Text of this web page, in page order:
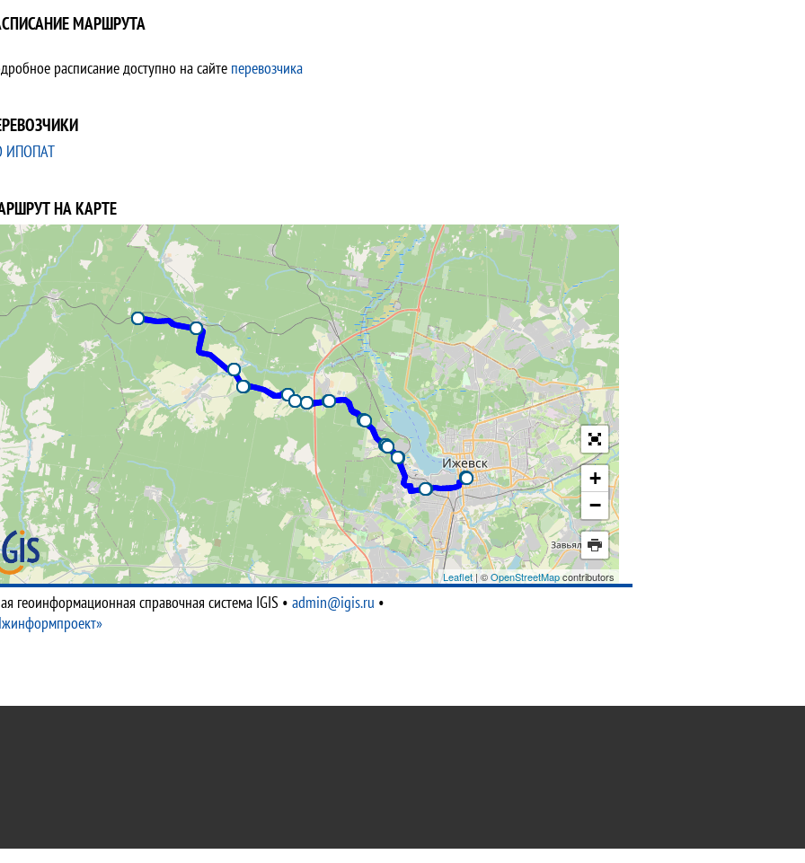
МАРШРУТА
расписание доступно на сайте перевозчика
ИПОПАТ
НА КАРТЕ
+
−
Leaflet | ©OpenStreetMapcontributors
геоинформационная справочная система IGIS • admin@igis.ru •